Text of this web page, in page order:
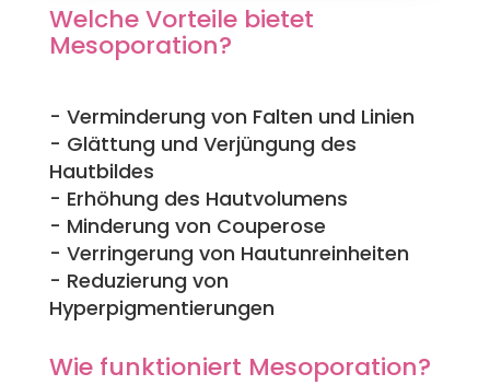
Welche Vorteile bietet
Mesoporation?
- Verminderung von Falten und Linien
- Glättung und Verjüngung des
Hautbildes
- Erhöhung des Hautvolumens
- Minderung von Couperose
- Verringerung von Hautunreinheiten
- Reduzierung von
Hyperpigmentierungen
Wie funktioniert Mesoporation?